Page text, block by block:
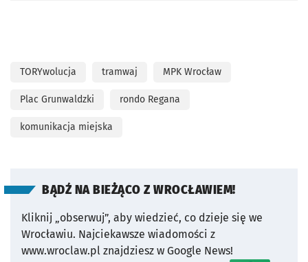
TORYwolucja tramwaj MPK Wrocław
Plac Grunwaldzki rondo Regana
komunikacja miejska
BĄDŹ NA BIEŻĄCO Z WROCŁAWIEM!
Kliknij „obserwuj”, aby wiedzieć, co dzieje się we
Wrocławiu. Najciekawsze wiadomości z
www.wroclaw.pl znajdziesz w Google News!